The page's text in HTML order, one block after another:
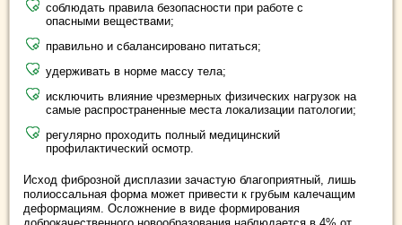
соблюдать правила безопасности при работе с
опасными веществами;
правильно и сбалансировано питаться;
удерживать в норме массу тела;
исключить влияние чрезмерных физических нагрузок на
самые распространенные места локализации патологии;
регулярно проходить полный медицинский
профилактический осмотр.
Исход фиброзной дисплазии зачастую благоприятный, лишь
полиоссальная форма может привести к грубым калечащим
деформациям. Осложнение в виде формирования